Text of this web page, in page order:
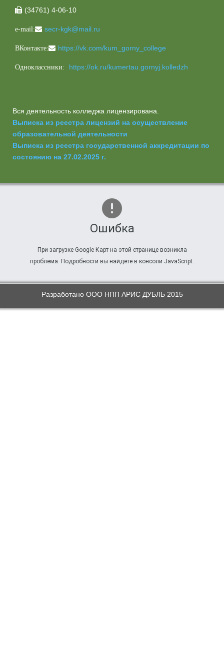
 (34761) 4-06-10
e-mail: secr-kgk@mail.ru
ВКонтакте: https://vk.com/kum_gorny_college
Одноклассники: https://ok.ru/kumertau.gornyj.kolledzh
Вся деятельность колледжа лицензирована.
Выписка из реестра лицензий на осуществление
образовательной деятельности
Выписка из реестра государственной аккредитации по
состоянию на 27.02.2025 г.
Ошибка
При загрузке Google Карт на этой странице возникла
проблема. Подробности вы найдете в консоли JavaScript.
Разработано ООО НПП АРИС ДУБЛЬ 2015